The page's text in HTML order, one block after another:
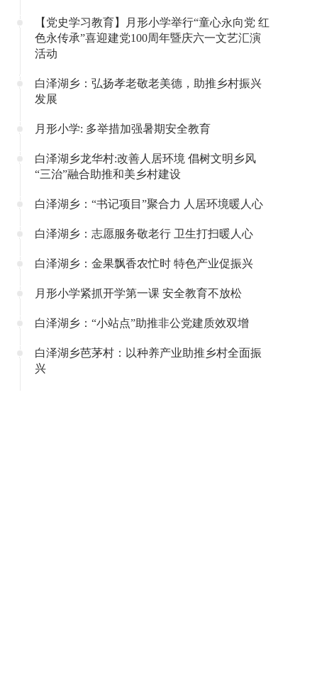
【党史学习教育】月形小学举行“童心永向党 红
色永传承”喜迎建党100周年暨庆六一文艺汇演
活动
白泽湖乡：弘扬孝老敬老美德，助推乡村振兴
发展
月形小学: 多举措加强暑期安全教育
白泽湖乡龙华村:改善人居环境 倡树文明乡风
“三治”融合助推和美乡村建设
白泽湖乡：“书记项目”聚合力 人居环境暖人心
白泽湖乡：志愿服务敬老行 卫生打扫暖人心
白泽湖乡：金果飘香农忙时 特色产业促振兴
月形小学紧抓开学第一课 安全教育不放松
白泽湖乡：“小站点”助推非公党建质效双增
白泽湖乡芭茅村：以种养产业助推乡村全面振
兴